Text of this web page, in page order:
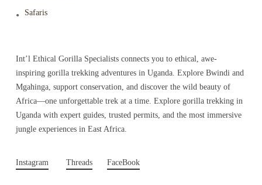
Safaris
Int’l Ethical Gorilla Specialists connects you to ethical, awe-
inspiring gorilla trekking adventures in Uganda. Explore Bwindi and
Mgahinga, support conservation, and discover the wild beauty of
Africa—one unforgettable trek at a time. Explore gorilla trekking in
Uganda with expert guides, trusted permits, and the most immersive
jungle experiences in East Africa.
Instagram Threads FaceBook